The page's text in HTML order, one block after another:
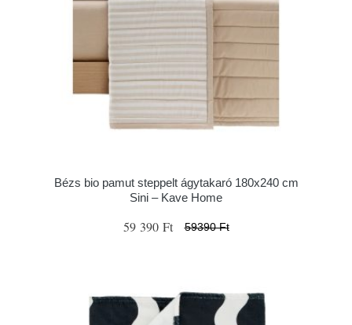
Bézs bio pamut steppelt ágytakaró 180x240 cm
Sini – Kave Home
59 390 Ft 59390 Ft